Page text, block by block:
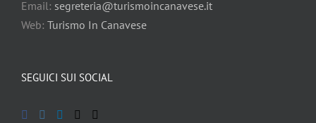
Email: segreteria@turismoincanavese.it
Web: Turismo In Canavese
SEGUICI SUI SOCIAL